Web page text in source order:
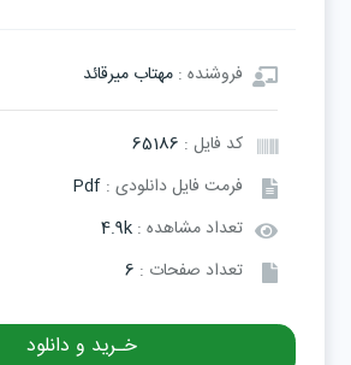
فروشنده :مهتاب میرقائد
کد فایل : 65186
فرمت فایل دانلودی :Pdf
تعداد مشاهده :4.9k
تعداد صفحات : 6
خـرید و دانلود